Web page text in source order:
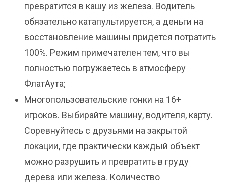
превратится в кашу из железа. Водитель
обязательно катапультируется, а деньги на
восстановление машины придется потратить
100%. Режим примечателен тем, что вы
полностью погружаетесь в атмосферу
ФлатАута;
Многопользовательские гонки на 16+
игроков. Выбирайте машину, водителя, карту.
Соревнуйтесь с друзьями на закрытой
локации, где практически каждый объект
можно разрушить и превратить в груду
дерева или железа. Количество